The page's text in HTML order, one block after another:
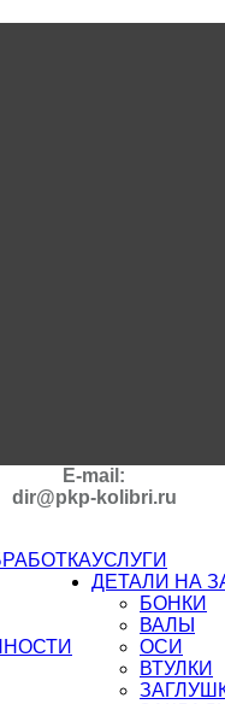
E-mail:
dir@pkp-kolibri.ru
УСЛУГИ
ДЕТАЛИ НА
БОНКИ
ВАЛЫ
ОСИ
ВТУЛКИ